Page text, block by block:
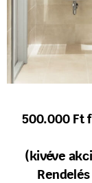
500.000 Ft
(kivéve